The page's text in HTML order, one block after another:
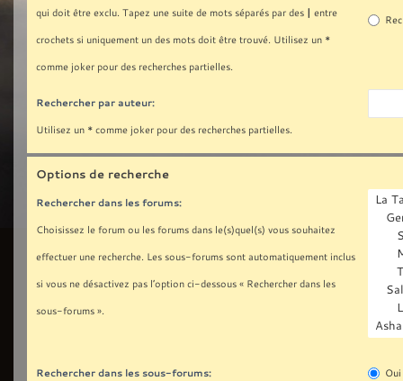
qui doit être exclu. Tapez une suite de mots séparés par des | entre
crochets si uniquement un des mots doit être trouvé. Utilisez un *
comme joker pour des recherches partielles.
Rechercher par auteur:
Utilisez un * comme joker pour des recherches partielles.
Options de recherche
Rechercher dans les forums:
Choisissez le forum ou les forums dans le(s)quel(s) vous souhaitez
effectuer une recherche. Les sous-forums sont automatiquement inclus
si vous ne désactivez pas l’option ci-dessous « Rechercher dans les
sous-forums ».
Rechercher dans les sous-forums: Oui